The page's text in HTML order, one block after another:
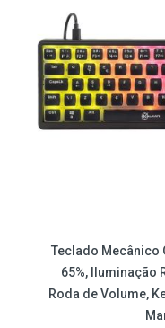
Teclado Mecânico
65%, Iluminação
Roda de Volume,